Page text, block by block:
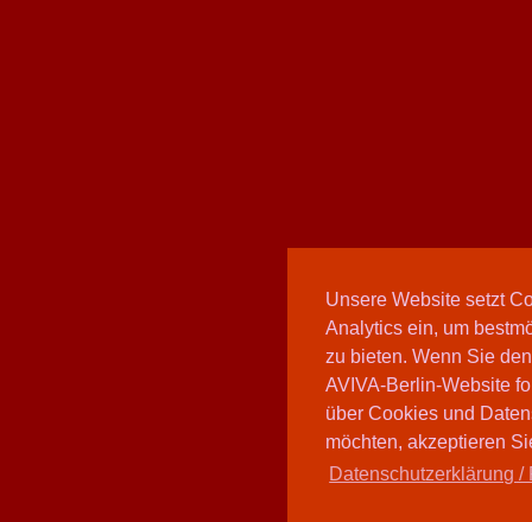
Unsere Website setzt
Analytics ein, um
zu bieten. Wenn Sie
AVIVA-Berlin-Website
über Cookies und
möchten, akzeptieren
Datenschutzerklärung /